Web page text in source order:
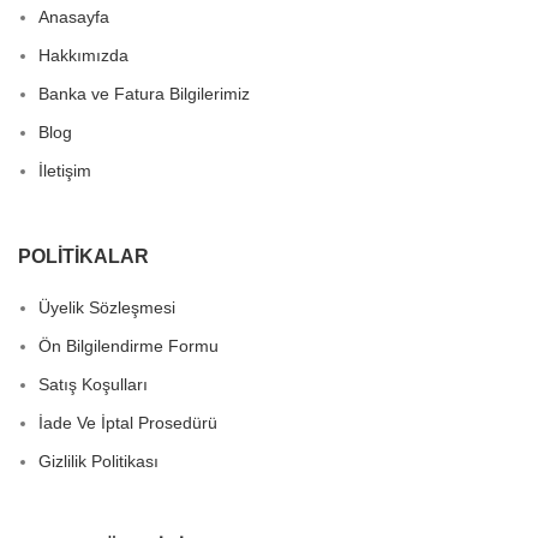
Anasayfa
Hakkımızda
Banka ve Fatura Bilgilerimiz
Blog
İletişim
POLITIKALAR
Üyelik Sözleşmesi
Ön Bilgilendirme Formu
Satış Koşulları
İade Ve İptal Prosedürü
Gizlilik Politikası